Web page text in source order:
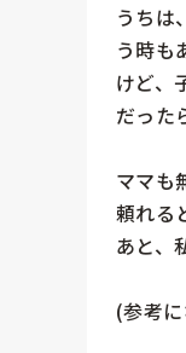
うちは
う時も
けど、
だった
ママも
頼れる
あと、
(参考